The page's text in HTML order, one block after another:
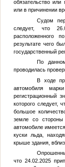
обязательство
или в причинении
Судом
следует, что
расположенного
результате чего
государственный
По
проводилась
В ходе
автомобиля
регистрационный
которого следует,
большое
земле со
автомобиле
куски льда,
крыше здания,
что 24.02.2025